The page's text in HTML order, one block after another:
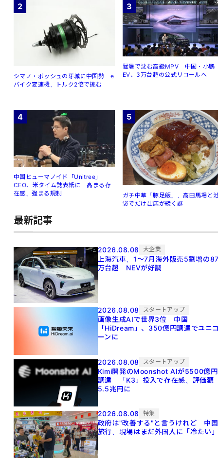
2
シマノ・ボッシュの牙城に中国勢 e
バイク変速機、トルク2倍で挑む
3
猛暑で沈む高級MPV 中国・小鵬
EV、3万台超の公式リコールへ
4
中国ヒューマノイド「Unitree」
CEO、米タイム誌表紙に 高まる存
在感、強まる規制
5
ガチ中華「豚足飯」、高田馬場と
袋でだけ出店が続く謎
最新記事
2026.08.08 大企業
上海汽車、1～7月海外販売5割増の
万台超 NEVが好調
2026.08.08 スタートアップ
画像生成AIで世界3位 中国
「HiDream」、350億円調達でユニ
ーンに
2026.08.08 スタートアップ
Kimi開発のMoonshot AIが5500億円
調達 「K3」投入で存在感、評価額
5.5兆円に
2026.08.08 特集
政府は"改善する"と言うけれど 中国
旅行、現場はまだ外国人に「冷たい